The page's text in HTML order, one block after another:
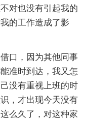
对也没有引起我的
的工作造成了影
口，因为其他同事
准时到达，我又怎
没有重视上班的时
，才出现今天没有
么久了，对这种家